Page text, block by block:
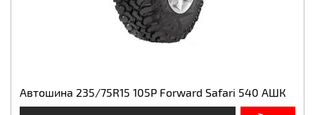
Автошина 235/75R15 105P Forward Safari 540 АШК